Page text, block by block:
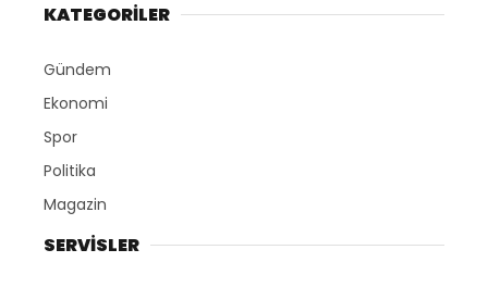
KATEGORİLER
Gündem
Ekonomi
Spor
Politika
Magazin
SERVİSLER